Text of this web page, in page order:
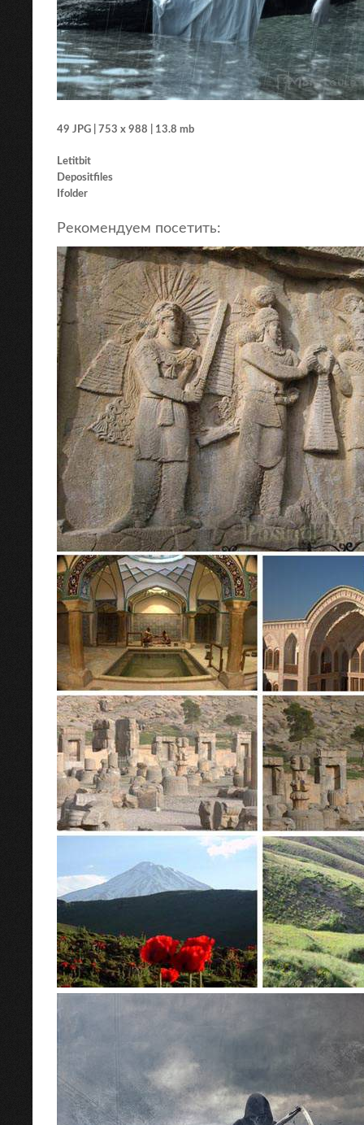
49 JPG | 753 x 988 | 13.8 mb
Letitbit
Depositfiles
Ifolder
Рекомендуем посетить: